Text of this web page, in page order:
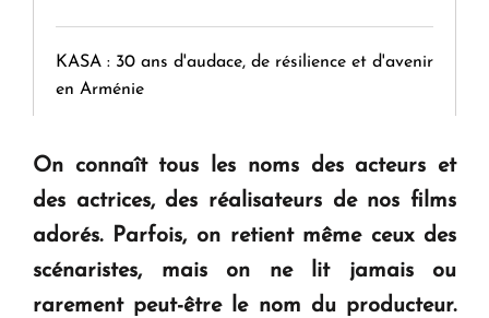
KASA : 30 ans d'audace, de résilience et d'avenir
en Arménie
Le premier hôtel Hyatt Regency d'Arménie
ouvrira ses portes à Dilijan
On connaît tous les noms des acteurs et
des actrices, des réalisateurs de nos films
adorés. Parfois, on retient même ceux des
scénaristes, mais on ne lit jamais ou
rarement peut-être le nom du producteur.